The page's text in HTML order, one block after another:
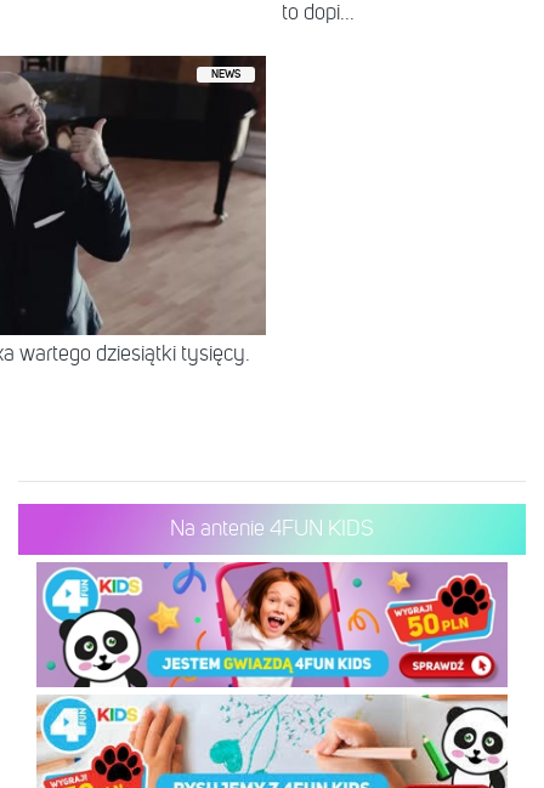
to dopi...
NEWS
wartego dziesiątki tysięcy.
Na antenie 4FUN KIDS